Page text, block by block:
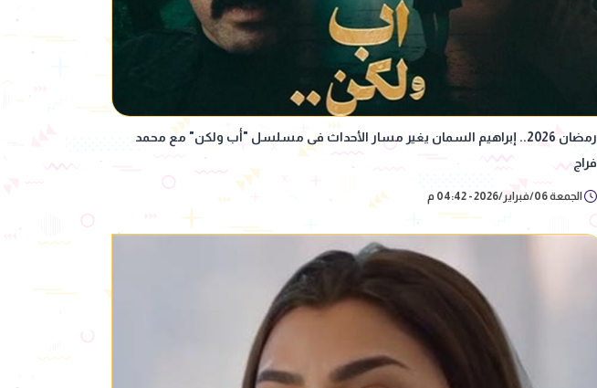
رمضان 2026.. إبراهيم السمان يغير مسار الأحداث فى مسلسل "أب ولكن" مع محمد
فراج
الجمعة 06/فبراير/2026 - 04:42 م